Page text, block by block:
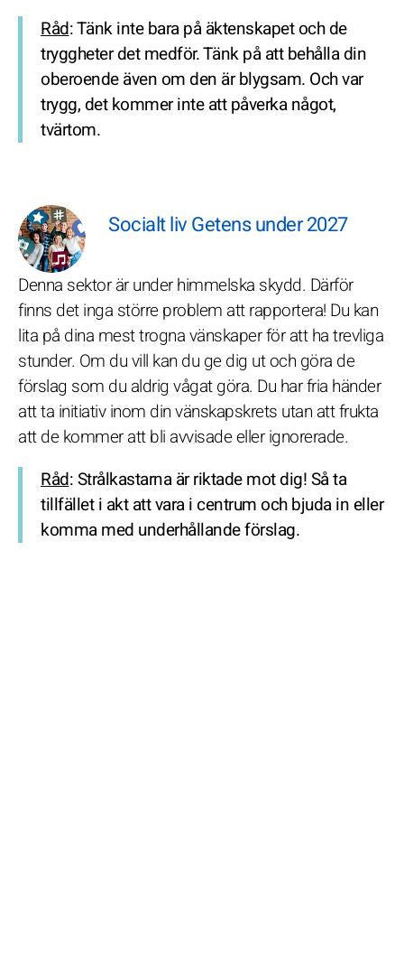
Råd: Tänk inte bara på äktenskapet och de
tryggheter det medför. Tänk på att behålla din
oberoende även om den är blygsam. Och var
trygg, det kommer inte att påverka något,
tvärtom.
Socialt liv Getens under 2027
Denna sektor är under himmelska skydd. Därför
finns det inga större problem att rapportera! Du kan
lita på dina mest trogna vänskaper för att ha trevliga
stunder. Om du vill kan du ge dig ut och göra de
förslag som du aldrig vågat göra. Du har fria händer
att ta initiativ inom din vänskapskrets utan att frukta
att de kommer att bli avvisade eller ignorerade.
Råd: Strålkastarna är riktade mot dig! Så ta
tillfället i akt att vara i centrum och bjuda in eller
komma med underhållande förslag.